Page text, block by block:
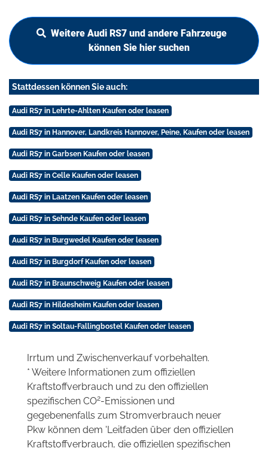
Weitere Audi RS7 und andere Fahrzeuge
können Sie hier suchen
Stattdessen können Sie auch:
Audi RS7 in Lehrte-Ahlten Kaufen oder leasen
Audi RS7 in Hannover, Landkreis Hannover, Peine, Kaufen oder leasen
Audi RS7 in Garbsen Kaufen oder leasen
Audi RS7 in Celle Kaufen oder leasen
Audi RS7 in Laatzen Kaufen oder leasen
Audi RS7 in Sehnde Kaufen oder leasen
Audi RS7 in Burgwedel Kaufen oder leasen
Audi RS7 in Burgdorf Kaufen oder leasen
Audi RS7 in Braunschweig Kaufen oder leasen
Audi RS7 in Hildesheim Kaufen oder leasen
Audi RS7 in Soltau-Fallingbostel Kaufen oder leasen
Irrtum und Zwischenverkauf vorbehalten.
* Weitere Informationen zum offiziellen
Kraftstoffverbrauch und zu den offiziellen
spezifischen CO2-Emissionen und
gegebenenfalls zum Stromverbrauch neuer
Pkw können dem 'Leitfaden über den offiziellen
Kraftstoffverbrauch, die offiziellen spezifischen